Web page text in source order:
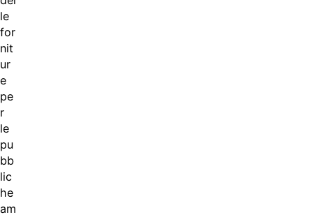
le
for
nit
ur
e
pe
r
le
pu
bb
lic
he
am